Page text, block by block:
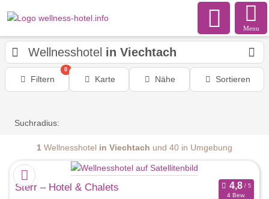
Menu
Wellnesshotel in Viechtach
Filtern
0
Karte Nähe Sortieren
Suchradius:
1 Wellnesshotel in Viechtach und 40 in Umgebung
Sterr – Hotel & Chalets
4 Bew.